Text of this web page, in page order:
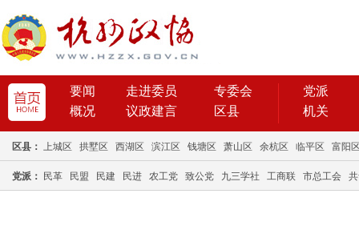
要闻 走进委员
专委会
概况
议政建言 区县
党派
机关
区县： 上城区 拱墅区 西湖区 滨江区 钱塘区 萧山区 余杭区 临平区 富阳
党派： 民革 民盟 民建 民进 农工党 致公党 九三学社 工商联 市总工会